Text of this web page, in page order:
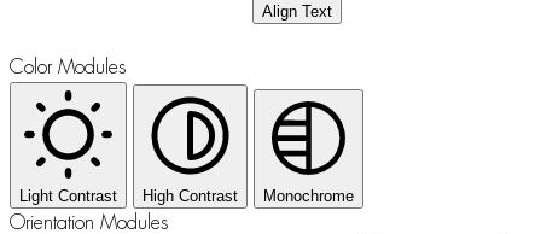
Align Text
Color Modules
Light Contrast High Contrast Monochrome
Orientation Modules